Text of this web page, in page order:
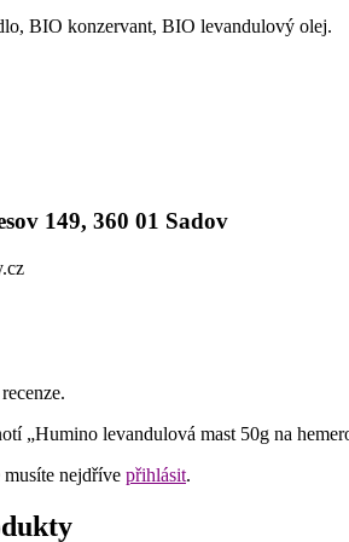
BIO konzervant, BIO levandulový olej.
149, 360 01 Sadov
„Humino levandulová mast 50g na
musíte nejdříve přihlásit.